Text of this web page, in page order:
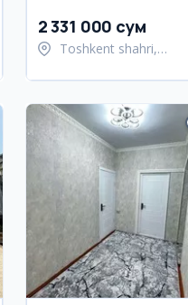
2 331 000 сум
Toshkent shahri,